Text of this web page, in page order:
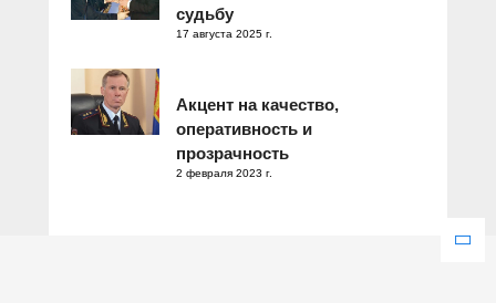
судьбу
17 августа 2025 г.
Акцент на качество,
оперативность и
прозрачность
2 февраля 2023 г.